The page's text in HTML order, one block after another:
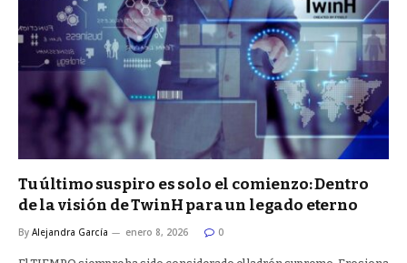
Tu último suspiro es solo el comienzo: Dentro
de la visión de TwinH para un legado eterno
By Alejandra García enero 8, 2026 0